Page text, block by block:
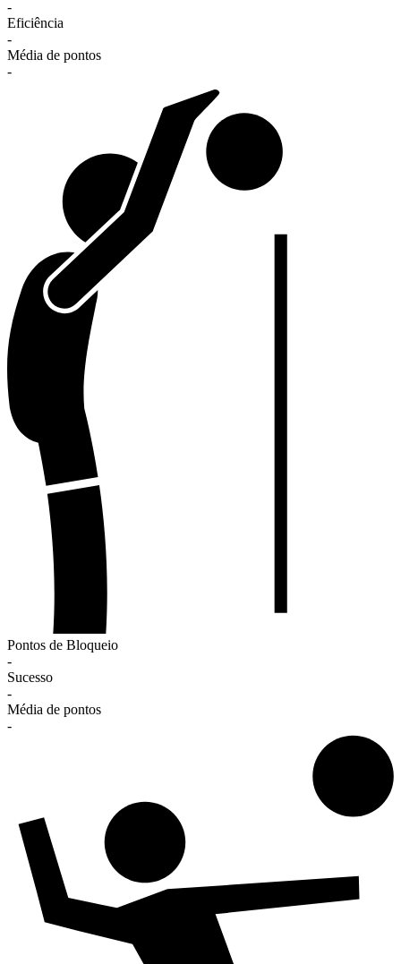
-
Eficiência
-
Média de pontos
-
Pontos de Bloqueio
-
Sucesso
-
Média de pontos
-